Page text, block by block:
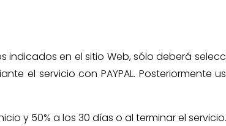
indicados en el sitio Web, sólo deberá
el servicio con PAYPAL. Posteriormente
y 50% a los 30 días o al terminar el